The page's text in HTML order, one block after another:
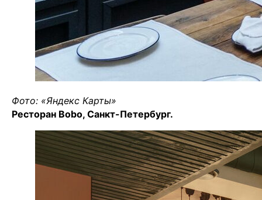
Фото: «Яндекс Карты»
Ресторан Bobo, Санкт-Петербург.